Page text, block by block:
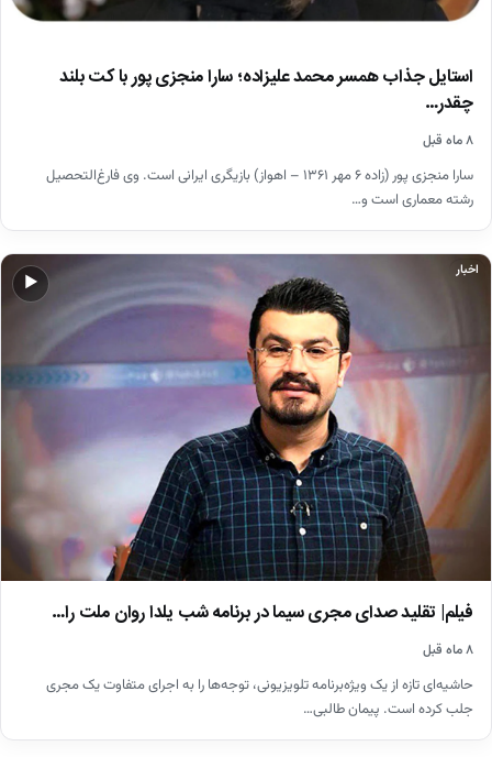
استایل جذاب همسر محمد علیزاده؛ سارا منجزی پور با کت بلند
چقدر…
۸ ماه قبل
سارا منجزی پور (زاده ۶ مهر ۱۳۶۱ – اهواز) بازیگری ایرانی است. وی فارغ‌التحصیل
رشته معماری است و…
▶
اخبار
فیلم| تقلید صدای مجری سیما در برنامه شب یلدا روان ملت را…
۸ ماه قبل
حاشیه‌ای تازه از یک ویژه‌برنامه تلویزیونی، توجه‌ها را به اجرای متفاوت یک مجری
جلب کرده است. پیمان طالبی…